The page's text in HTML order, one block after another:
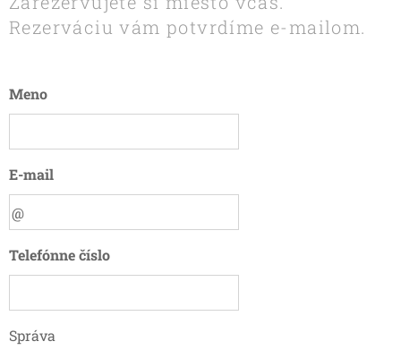
Rezerváciu vám potvrdíme e-mailom.
Meno
E-mail
Telefónne číslo
Správa